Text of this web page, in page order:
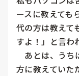
ースに教えても
代の方は教えて
すよ！」と言わ
あとは、うち
方に教えていた